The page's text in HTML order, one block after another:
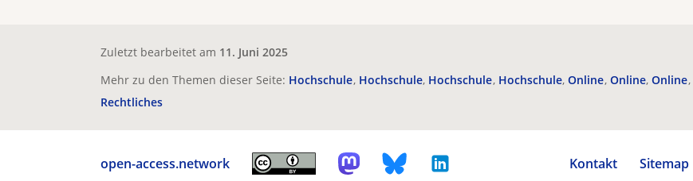
Zuletzt bearbeitet am 11. Juni 2025
Mehr zu den Themen dieser Seite: Hochschule Hochschule Hochschule Hochschule Online Online Online
Rechtliches
open-access.network Kontakt Sitemap